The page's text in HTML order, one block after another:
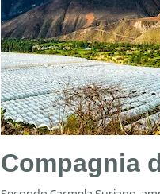
Compagnia